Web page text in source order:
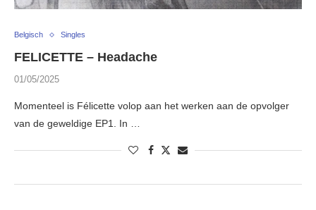
Belgisch Singles
FELICETTE – Headache
01/05/2025
Momenteel is Félicette volop aan het werken aan de opvolger
van de geweldige EP1. In …